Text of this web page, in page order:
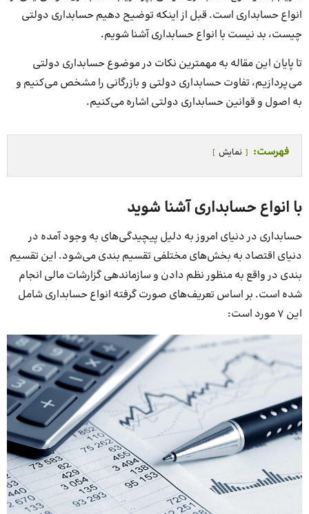
انواع حسابداری است. قبل از اینکه توضیح دهیم حسابداری دولتی
چیست، بد نیست با انواع حسابداری آشنا شویم.
تا پایان این مقاله به مهمترین نکات در موضوع حسابداری دولتی
می‌پردازیم، تفاوت حسابداری دولتی و بازرگانی را مشخص می‌کنیم و
به اصول و قوانین حسابداری دولتی اشاره می‌کنیم.
فهرست: نمایش
با انواع حسابداری آشنا شوید
حسابداری در دنیای امروز به دلیل پیچیدگی‌های به وجود آمده در
دنیای اقتصاد به بخش‌های مختلفی تقسیم بندی می‌شود. این تقسیم
بندی در واقع به منظور نظم دادن و سازماندهی گزارشات مالی انجام
شده است. بر اساس تعریف‌های صورت گرفته انواع حسابداری شامل
این 7 مورد است: